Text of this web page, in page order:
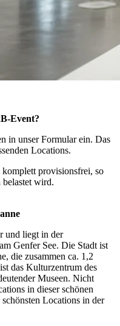
Event?
in unser Formular ein. Das
Locations.
provisionsfrei, so
belastet wird.
und liegt in der
Genfer See. Die Stadt ist
die zusammen ca. 1,2
das Kulturzentrum des
Museen. Nicht
in dieser schönen
Locations in der